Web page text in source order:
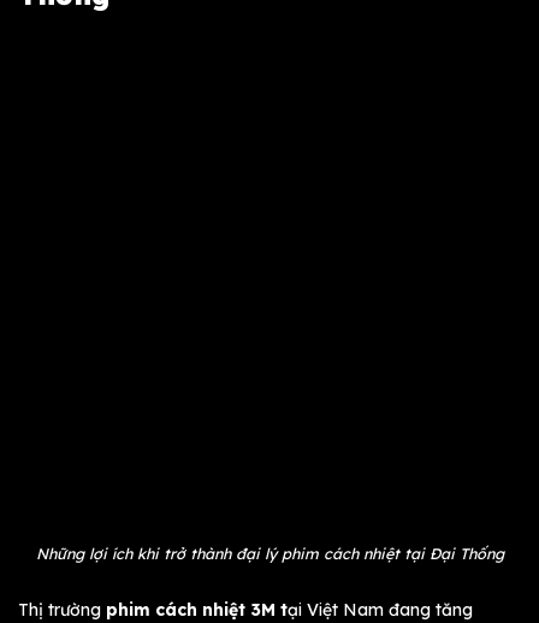
Những lợi ích khi trở thành đại lý phim cách nhiệt tại Đại Thống
Thị trường phim cách nhiệt 3M tại Việt Nam đang tăng